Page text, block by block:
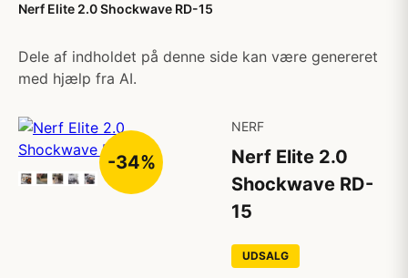
Nerf Elite 2.0 Shockwave RD-15
Dele af indholdet på denne side kan være genereret
med hjælp fra AI.
-34%
NERF
Nerf Elite 2.0
Shockwave RD-
15
UDSALG